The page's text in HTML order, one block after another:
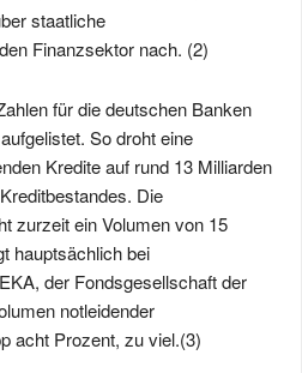
staatliche
Finanzsektor nach. (2)
für die deutschen Banken
So droht eine
Kredite auf rund 13 Milliarden
Die
zurzeit ein Volumen von 15
hauptsächlich bei
der Fondsgesellschaft der
notleidender
acht Prozent, zu viel.(3)